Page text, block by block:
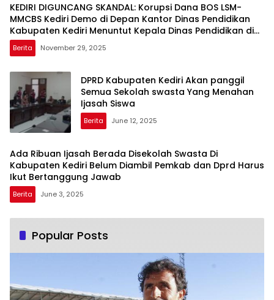
KEDIRI DIGUNCANG SKANDAL: Korupsi Dana BOS LSM-
MMCBS Kediri Demo di Depan Kantor Dinas Pendidikan
Kabupaten Kediri Menuntut Kepala Dinas Pendidikan di
Copot dari Jabatannya
Berita November 29, 2025
DPRD Kabupaten Kediri Akan panggil
Semua Sekolah swasta Yang Menahan
Ijasah Siswa
Berita June 12, 2025
Ada Ribuan Ijasah Berada Disekolah Swasta Di
Kabupaten Kediri Belum Diambil Pemkab dan Dprd Harus
Ikut Bertanggung Jawab
Berita June 3, 2025
Popular Posts